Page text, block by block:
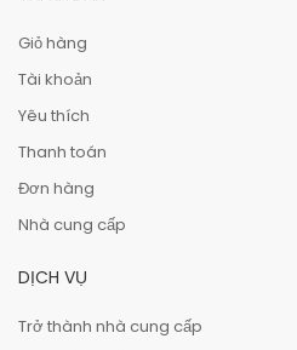
Giỏ hàng
Tài khoản
Yêu thích
Thanh toán
Đơn hàng
Nhà cung cấp
DỊCH VỤ
Trở thành nhà cung cấp